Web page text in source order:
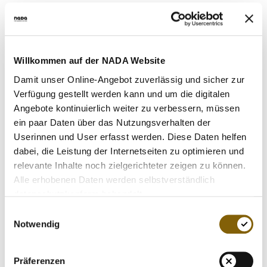
Willkommen auf der NADA Website
Damit unser Online-Angebot zuverlässig und sicher zur
Verfügung gestellt werden kann und um die digitalen
Angebote kontinuierlich weiter zu verbessern, müssen
ein paar Daten über das Nutzungsverhalten der
Userinnen und User erfasst werden. Diese Daten helfen
dabei, die Leistung der Internetseiten zu optimieren und
relevante Inhalte noch zielgerichteter zeigen zu können.
Alle erhobenen Daten werden selbstverständlich
Notwendig
Präferenzen
Insgesamt kann man aber sagen, dass die NADA eine
internationale Benchmark geworden ist, wie es auch die
Generaldirektor des Deutschen Olympischen Sportbundes
in seiner Rede zur Jubiläumsfeier der NADA.
Gerhard Böhm, Leiter der Abteilung Sport im
Bundesministerium des Innern sagte: "Einigkeit im Ziel ist
die Grundvoraussetzung für erfolgreiche Zusammenarbeit,
aber Bekenntnisse sind wertlos, wenn Sie nicht auch mit
Taten unterlegt werden. Von dem gemeinsamen
Verständnis der Partner zur Gründerzeit ist bis heute leider
Verantwortung gestohlen haben. So ist dann der Bund
heute - und auch zukünftig - treu zur NADA. In diesem